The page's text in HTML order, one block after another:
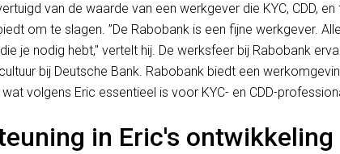
van de waarde van een werkgever die KYC, CDD,
om te slagen. ”De Rabobank is een fijne werkgever.
je nodig hebt," vertelt hij. De werksfeer bij Rabobank
bij Deutsche Bank. Rabobank biedt een
volgens Eric essentieel is voor KYC- en CDD-
in Eric's ontwikkeling